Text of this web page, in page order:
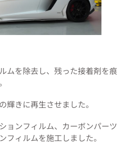
ムを除去し、残った接着剤を痕
輝きに再生させました。
ョンフィルム、カーボンパーツ
フィルムを施工しました。